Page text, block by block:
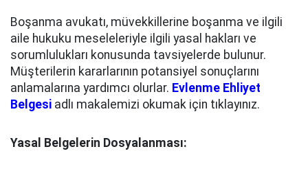
Boşanma avukatı, müvekkillerine boşanma ve ilgili
aile hukuku meseleleriyle ilgili yasal hakları ve
sorumlulukları konusunda tavsiyelerde bulunur.
Müşterilerin kararlarının potansiyel sonuçlarını
anlamalarına yardımcı olurlar. Evlenme Ehliyet
Belgesi adlı makalemizi okumak için tıklayınız.
Yasal Belgelerin Dosyalanması: